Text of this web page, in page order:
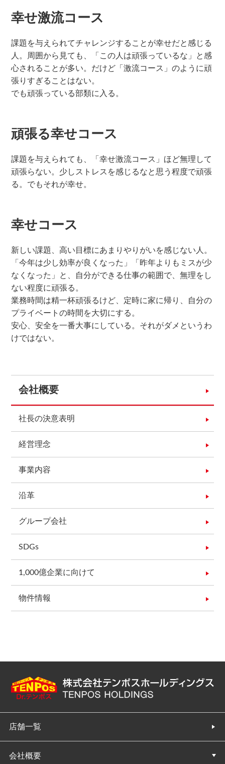
幸せ激流コース
課題を与えられてチャレンジすることが幸せだと感じる
人。周囲から見ても、「この人は頑張っているな」と感
心されることが多い。だけど「激流コース」のように頑
張りすぎることはない。
でも頑張っている部類に入る。
頑張る幸せコース
課題を与えられても、「幸せ激流コース」ほど無理して
頑張らない。少しストレスを感じるなと思う程度で頑張
る。でもそれが幸せ。
幸せコース
新しい課題、高い目標にあまりやりがいを感じない人。
「今年は少し効率が良くなった」「昨年よりもミスが少
なくなった」と、自分ができる仕事の範囲で、無理をし
ない程度に頑張る。
業務時間は精一杯頑張るけど、定時に家に帰り、自分の
プライベートの時間を大切にする。
安心、安全を一番大事にしている。それがダメというわ
けではない。
会社概要
社長の決意表明
経営理念
事業内容
沿革
グループ会社
SDGs
1,000億企業に向けて
物件情報
店舗一覧
会社概要